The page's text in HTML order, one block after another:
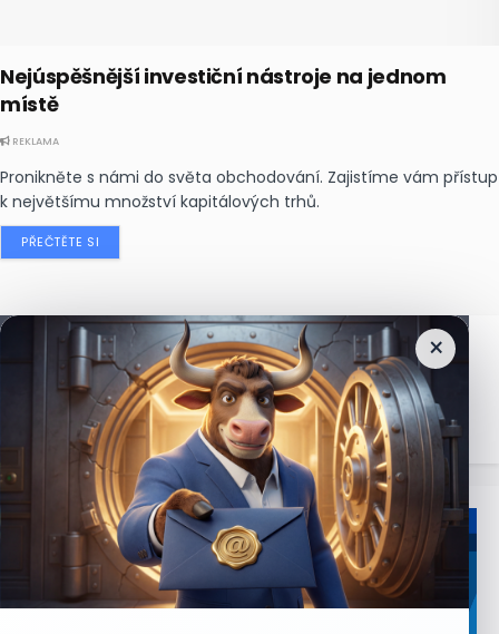
Nejúspěšnější investiční nástroje na jednom
místě
REKLAMA
Pronikněte s námi do světa obchodování. Zajistíme vám přístup
k největšímu množství kapitálových trhů.
PŘEČTĚTE SI
×
Nejčtenějšízprávy